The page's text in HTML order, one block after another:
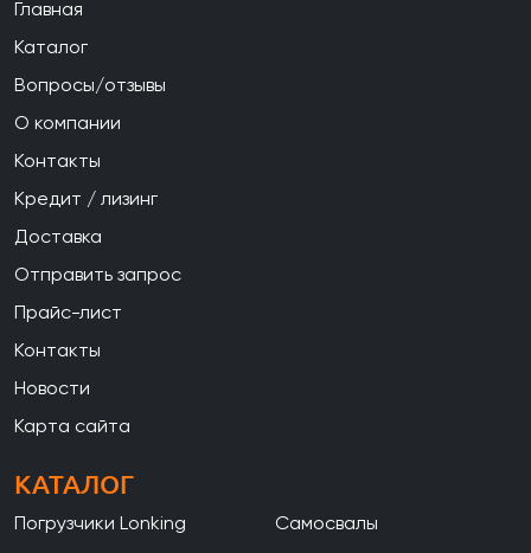
Главная
Каталог
Вопросы/отзывы
О компании
Контакты
Кредит / лизинг
Доставка
Отправить запрос
Прайс-лист
Контакты
Новости
Карта сайта
КАТАЛОГ
Погрузчики Lonking
Самосвалы